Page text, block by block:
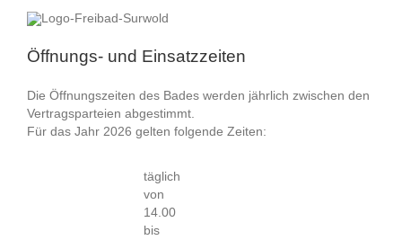
Öffnungs- und Einsatzzeiten
Die Öffnungszeiten des Bades werden jährlich zwischen den
Vertragsparteien abgestimmt.
Für das Jahr 2026 gelten folgende Zeiten:
täglich
von
14.00
bis